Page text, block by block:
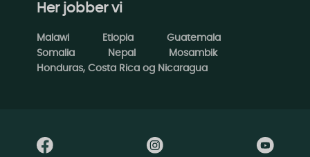
Her jobber vi
Malawi Etiopia
Guatemala
Somalia
Nepal
Mosambik
Honduras, Costa Rica og Nicaragua